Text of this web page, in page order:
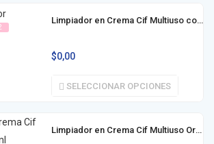
Limpiador en Crema Cif Multiuso con Lavandina UltraBlanco 375g / 750g
$0,00
SELECCIONAR OPCIONES
Limpiador en Crema Cif Multiuso Original 750g (500ml)